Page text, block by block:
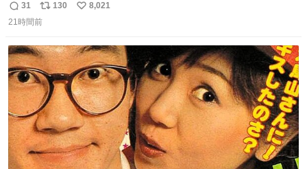
返
信
31
リ
ポ
ト
数
130
い
数
8,021
21時間前